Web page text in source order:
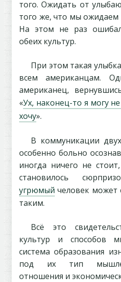
того. Ожидать от
того же, что мы ожидаем
На этом не раз
обеих культур.
При этом такая
всем американцам.
американец,
«Ух, наконец-то я могу
хочу».
В коммуникации
особенно больно
иногда ничего не
становилось
угрюмый человек может
таким.
Всё это
культур и способов
система образования
под их тип
отношения и